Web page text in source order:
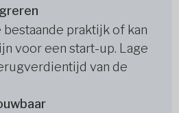
bestaande praktijk of kan
voor een start-up. Lage
van de